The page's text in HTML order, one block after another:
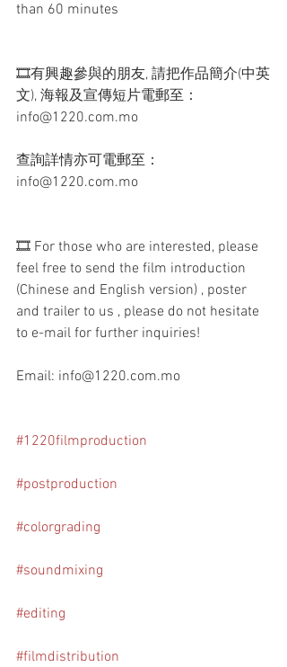
than 60 minutes
🎞有興趣參與的朋友, 請把作品簡介(中英
文), 海報及宣傳短片電郵至：
info@1220.com.mo
查詢詳情亦可電郵至：
info@1220.com.mo
🎞 For those who are interested, please
feel free to send the film introduction
(Chinese and English version) , poster
and trailer to us , please do not hesitate
to e-mail for further inquiries!
Email: info@1220.com.mo
#1220filmproduction
#postproduction
#colorgrading
#soundmixing
#editing
#filmdistribution